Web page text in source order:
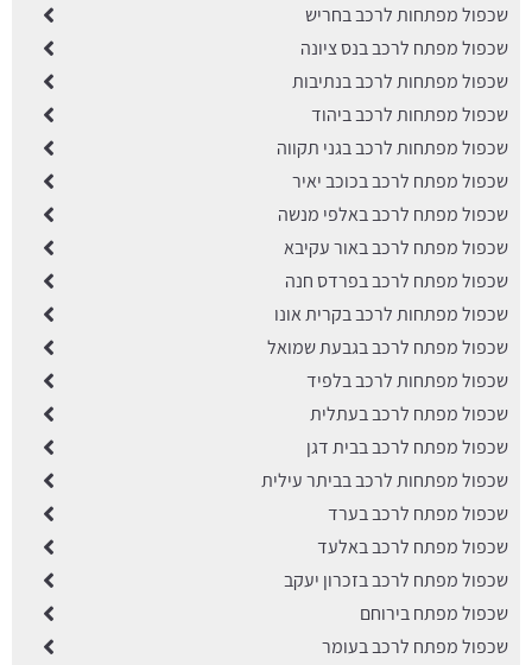
שכפול מפתחות לרכב בחריש
שכפול מפתח לרכב בנס ציונה
שכפול מפתחות לרכב בנתיבות
שכפול מפתחות לרכב ביהוד
שכפול מפתחות לרכב בגני תקווה
שכפול מפתח לרכב בכוכב יאיר
שכפול מפתח לרכב באלפי מנשה
שכפול מפתח לרכב באור עקיבא
שכפול מפתח לרכב בפרדס חנה
שכפול מפתחות לרכב בקרית אונו
שכפול מפתח לרכב בגבעת שמואל
שכפול מפתחות לרכב בלפיד
שכפול מפתח לרכב בעתלית
שכפול מפתח לרכב בבית דגן
שכפול מפתחות לרכב בביתר עילית
שכפול מפתח לרכב בערד
שכפול מפתח לרכב באלעד
שכפול מפתח לרכב בזכרון יעקב
שכפול מפתח בירוחם
שכפול מפתח לרכב בעומר